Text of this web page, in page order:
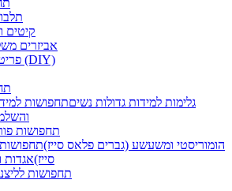
קיטים
אביזרים
פריטי לבוש ובסיס לתחפושות (DIY)
גלימות למידות גדולות נשיםתחפושות
תחפושות
הומוריסטי ומשעשע (גברים פלאס סייז)
סייז)אגדות
תחפושות